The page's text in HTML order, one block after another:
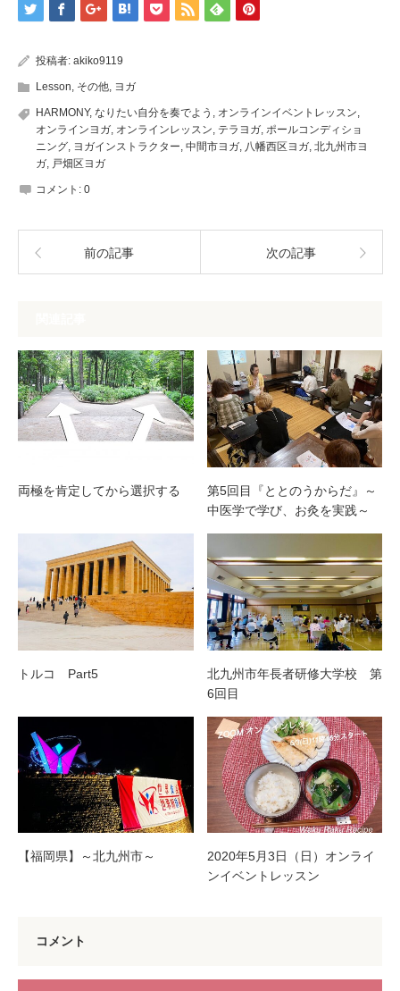
投稿者: akiko9119
Lesson その他 ヨガ
HARMONY, なりたい自分を奏でよう オンラインイベントレッスン
オンラインヨガ オンラインレッスン テラヨガ ポールコンディショ
ニング ヨガインストラクター 中間市ヨガ 八幡西区ヨガ 北九州市ヨ
ガ 戸畑区ヨガ
コメント: 0
前の記事 次の記事
両極を肯定してから選択する
第5回目『ととのうからだ』～
中医学で学び、お灸を実践～
トルコ Part5
北九州市年長者研修大学校 第
6回目
【福岡県】～北九州市～
2020年5月3日（日）オンライ
ンイベントレッスン
コメント